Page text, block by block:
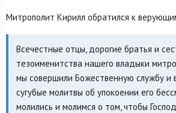
Митрополит Кирилл обратился к
Всечестные отцы, дорогие братья и
тезоименитства нашего владыки
мы совершили Божественную службу и
сугубые молитвы об упокоении его
молились и молимся о том, чтобы